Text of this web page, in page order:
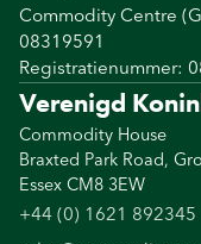
Commodity Centre
08319591
Registratienummer:
Verenigd
Commodity House
Braxted Park Road,
Essex CM8 3EW
+44 (0) 1621 892345